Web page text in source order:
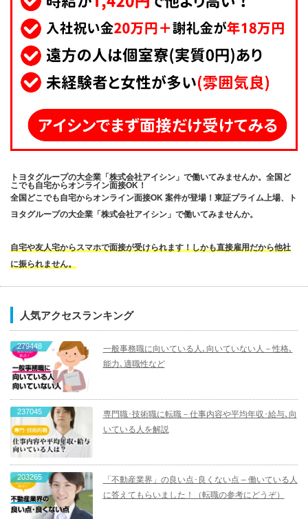
トヨタグループの大企業「株式会社アイシン」で働いてみませんか。全国ど
こでも自宅からオンライン面接OK！
全国どこでも自宅からオンライン面接OK 案件が登場！東証プライム上場、ト
ヨタグループの大企業「株式会社アイシン」で働いてみませんか。
自宅や友人宅からスマホで面接が受けられます！しかも直接雇用だから他社
に振られません。
人気アクセスランキング
279448
一般事務職に向いている人､向いていない人－性格､
能力､適職性など
237045
専門職･技術職に転職－仕事内容や平均年収･給与､向
いている人を解説
203265
「不動産業界」の良い点･良くない点 – 働いている人
に答えてもらいました！（転職の参考にどうぞ）